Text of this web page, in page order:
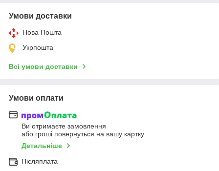
Умови доставки
Нова Пошта
Укрпошта
Всі умови доставки
Умови оплати
Ви отримаєте замовлення
або гроші повернуться на вашу картку
Детальніше
Післяплата